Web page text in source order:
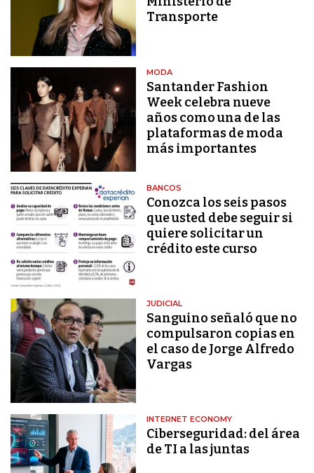
Transporte
MODA
Santander Fashion
Week celebra nueve
años como una de las
plataformas de moda
más importantes
BANCOS
Conozca los seis pasos
que usted debe seguir si
quiere solicitar un
crédito este curso
JUDICIAL
Sanguino señaló que no
compulsaron copias en
el caso de Jorge Alfredo
Vargas
INTERNET ECONOMY
Ciberseguridad: del área
de TI a las juntas